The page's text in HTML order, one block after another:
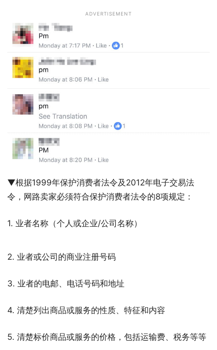
ADVERTISEMENT
▼根据1999年保护消费者法令及2012年电子交易法
令，网路卖家必须符合保护消费者法令的8项规定：
1. 业者名称（个人或企业/公司名称）
2. 业者或公司的商业注册号码
3. 业者的电邮、电话号码和地址
4. 清楚列出商品或服务的性质、特征和内容
5. 清楚标价商品或服务的价格，包括运输费、税务等等